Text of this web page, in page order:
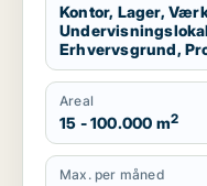
Kontor, Lager,
Erhvervsgrund,
Areal
15 - 100.000 m2
Max. per måned